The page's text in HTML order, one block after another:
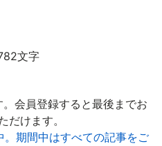
文字
会員登録すると最後までお
だけます。
期間中はすべての記事をご